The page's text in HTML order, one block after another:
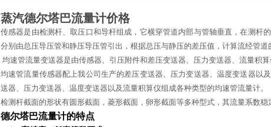
蒸汽德尔塔巴流量计价格
传感器是由检测杆、取压口和导杆组成，它横穿管道内部与管轴垂直，在测杆
分别由总压导压管和静压导压管引出，根据总压与静压的差压值，计算流经管
均速管流量变送器是由传感器、引压附件和差压变送器、压力变送器、流量积算
均速管流量传感器配上我公司生产的差压变送器、压力变送器、温度变送器以
送器、压力变送器、温度变送器以及流量积算仪组成各种类型的均速管流量计。
检测杆截面的形状有圆形截面，菱形截面，卵形截面等多种型式，其流量系数稳
德尔塔巴流量计的特点